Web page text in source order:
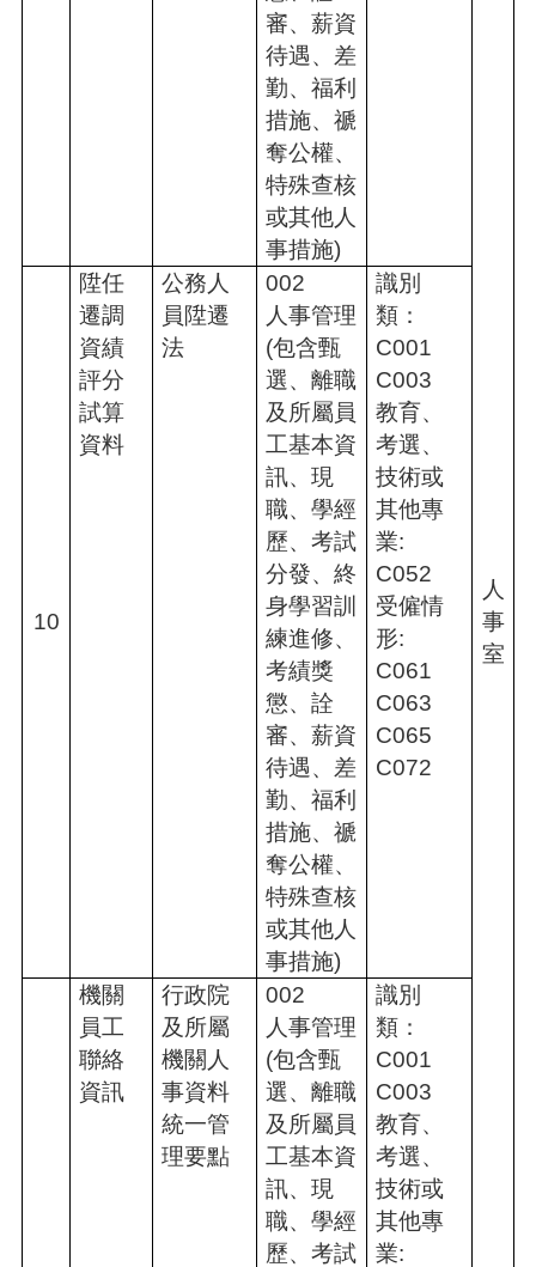
審、薪資
待遇、差
勤、福利
措施、禠
奪公權、
特殊查核
或其他人
事措施)
10
陞任
遷調
資績
評分
試算
資料
公務人
員陞遷
法
002
人事管理
(包含甄
選、離職
及所屬員
工基本資
訊、現
職、學經
歷、考試
分發、終
身學習訓
練進修、
考績獎
懲、詮
審、薪資
待遇、差
勤、福利
措施、禠
奪公權、
特殊查核
或其他人
事措施)
識別
類：
C001
C003
教育、
考選、
技術或
其他專
業:
C052
受僱情
形:
C061
C063
C065
C072
人
事
室
機關
員工
聯絡
資訊
行政院
及所屬
機關人
事資料
統一管
理要點
002
人事管理
(包含甄
選、離職
及所屬員
工基本資
訊、現
職、學經
歷、考試
識別
類：
C001
C003
教育、
考選、
技術或
其他專
業: